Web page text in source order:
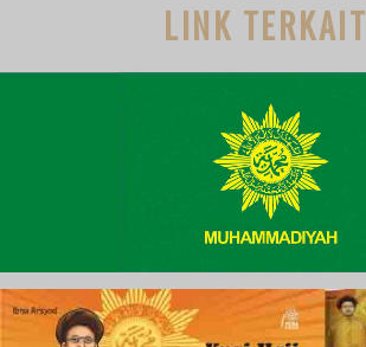
LINK TERKAIT